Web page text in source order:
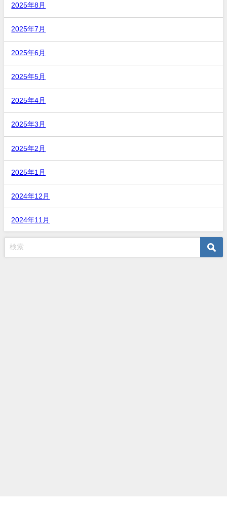
2025年8月
2025年7月
2025年6月
2025年5月
2025年4月
2025年3月
2025年2月
2025年1月
2024年12月
2024年11月